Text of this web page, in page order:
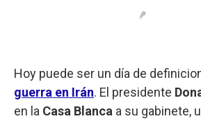
Hoy puede ser un día de
guerra en Irán. El presidente
en la Casa Blanca a su gabinete,